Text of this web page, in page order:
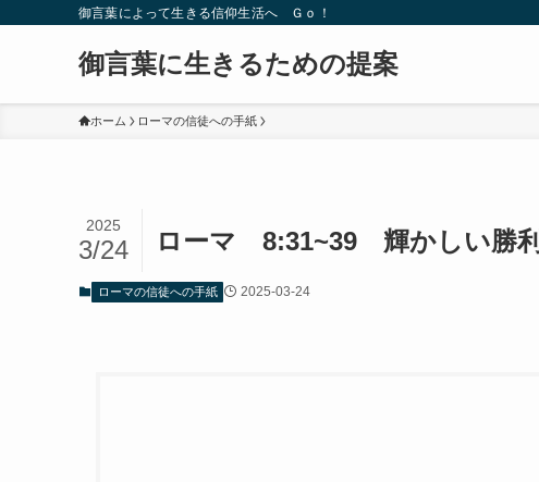
御言葉によって生きる信仰生活へ Ｇｏ！
御言葉に生きるための提案
ホーム ローマの信徒への手紙
ローマ 8:31~39 輝かしい勝利
2025
3/24
ローマの信徒への手紙 2025-03-24